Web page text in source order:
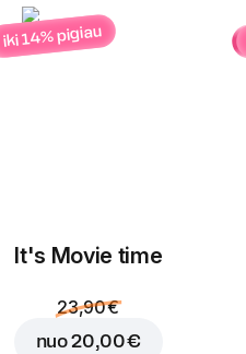
iki 14% pigiau
It's Movie time
23,90 €
nuo20,00 €